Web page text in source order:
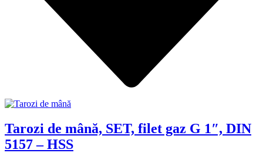
Tarozi de mână, SET, filet gaz G 1″, DIN
5157 – HSS